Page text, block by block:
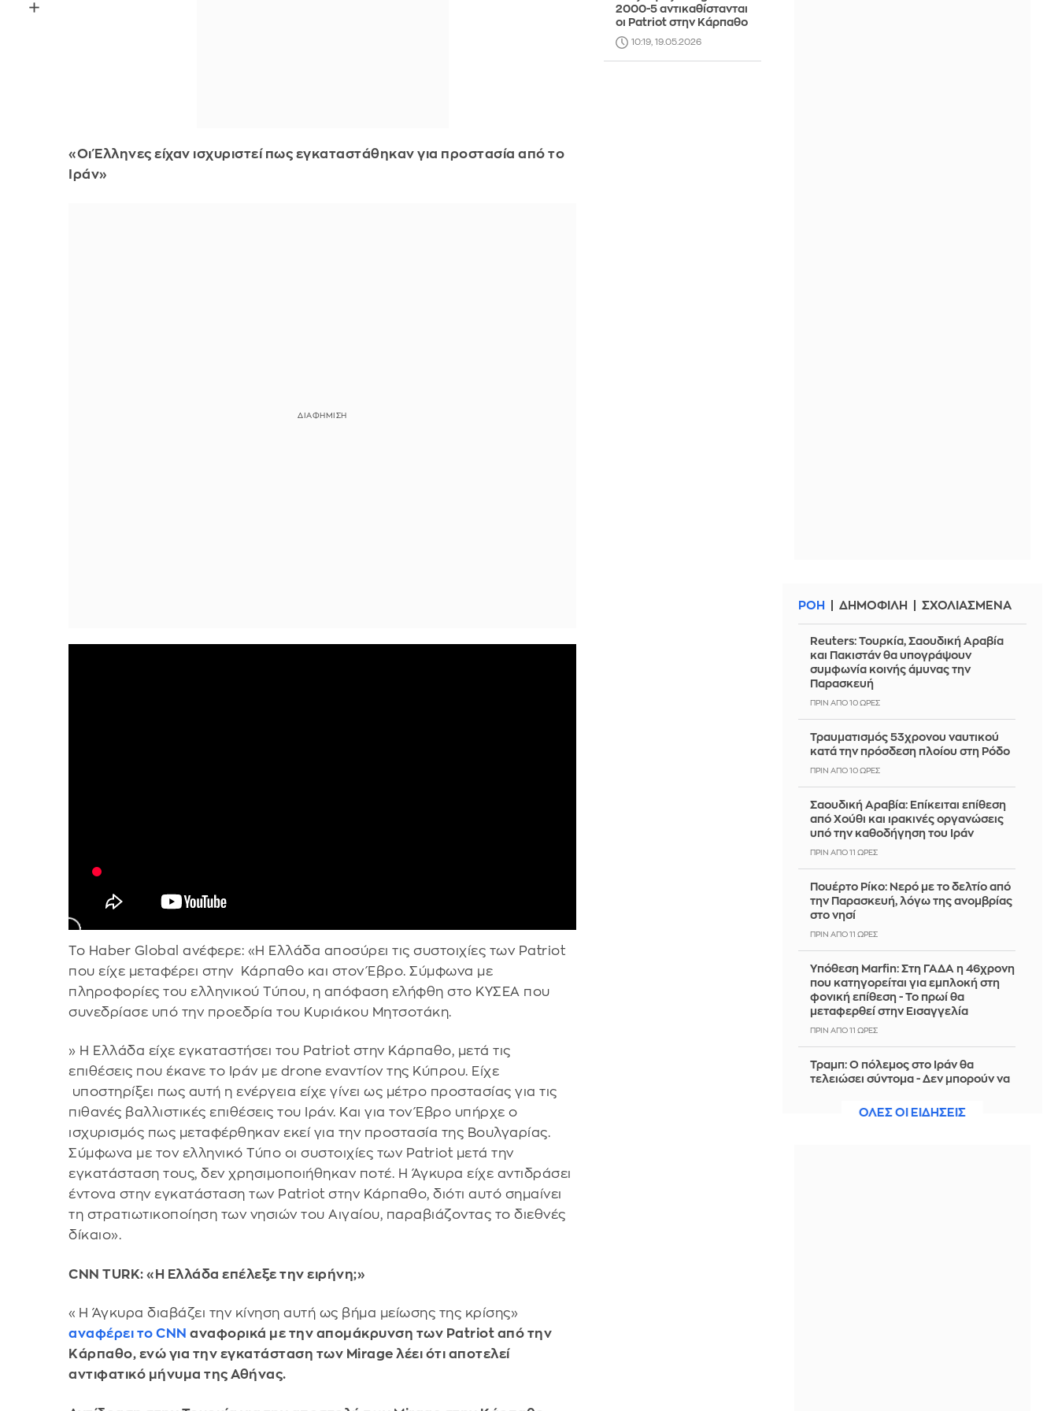
«Οι Έλληνες είχαν ισχυριστεί πως εγκαταστάθηκαν για προστασία από το
Ιράν»
Το Haber Global ανέφερε: «H Eλλάδα αποσύρει τις συστοιχίες των Patriot
που είχε μεταφέρει στην Κάρπαθο και στον Έβρο. Σύμφωνα με
πληροφορίες του ελληνικού Τύπου, η απόφαση ελήφθη στο ΚΥΣΕΑ που
συνεδρίασε υπό την προεδρία του Κυριάκου Μητσοτάκη.
» Η Ελλάδα είχε εγκαταστήσει του Patriot στην Κάρπαθο, μετά τις
επιθέσεις που έκανε το Ιράν με drone εναντίον της Κύπρου. Είχε
υποστηρίξει πως αυτή η ενέργεια είχε γίνει ως μέτρο προστασίας για τις
πιθανές βαλλιστικές επιθέσεις του Ιράν. Kαι για τον Έβρο υπήρχε ο
ισχυρισμός πως μεταφέρθηκαν εκεί για την προστασία της Βουλγαρίας.
Σύμφωνα με τον ελληνικό Τύπο οι συστοιχίες των Patriot μετά την
εγκατάσταση τους, δεν χρησιμοποιήθηκαν ποτέ. Η Άγκυρα είχε αντιδράσει
έντονα στην εγκατάσταση των Patriot στην Κάρπαθο, διότι αυτό σημαίνει
τη στρατιωτικοποίηση των νησιών του Αιγαίου, παραβιάζοντας το διεθνές
δίκαιο».
CNN TURK: «Η Ελλάδα επέλεξε την ειρήνη;»
«Η Άγκυρα διαβάζει την κίνηση αυτή ως βήμα μείωσης της κρίσης»
αναφέρει το CNN αναφορικά με την απομάκρυνση των Patriot από την
Κάρπαθο, ενώ για την εγκατάσταση των Mirage λέει ότι αποτελεί
αντιφατικό μήνυμα της Αθήνας.
2000-5 αντικαθίστανται
οι Patriot στην Κάρπαθο
10:19, 19.05.2026
ΡΟΗ ΔΗΜΟΦΙΛΗ ΣΧΟΛΙΑΣΜΕΝΑ
Reuters: Τουρκία, Σαουδική Αραβία
και Πακιστάν θα υπογράψουν
συμφωνία κοινής άμυνας την
Παρασκευή
ΠΡΙΝ ΑΠΌ 10 ΏΡΕΣ
Τραυματισμός 53χρονου ναυτικού
κατά την πρόσδεση πλοίου στη Ρόδο
ΠΡΙΝ ΑΠΌ 10 ΏΡΕΣ
Σαουδική Αραβία: Επίκειται επίθεση
από Χούθι και ιρακινές οργανώσεις
υπό την καθοδήγηση του Ιράν
ΠΡΙΝ ΑΠΌ 11 ΏΡΕΣ
Πουέρτο Ρίκο: Νερό με το δελτίο από
την Παρασκευή, λόγω της ανομβρίας
στο νησί
ΠΡΙΝ ΑΠΌ 11 ΏΡΕΣ
Υπόθεση Marfin: Στη ΓΑΔΑ η 46χρονη
που κατηγορείται για εμπλοκή στη
φονική επίθεση - Το πρωί θα
μεταφερθεί στην Εισαγγελία
ΠΡΙΝ ΑΠΌ 11 ΏΡΕΣ
Τραμπ: Ο πόλεμος στο Ιράν θα
τελειώσει σύντομα - Δεν μπορούν να
ΠΡΙΝ ΑΠΌ 11 ΏΡΕΣΟΛΕΣ ΟΙ ΕΙΔΗΣΕΙΣ